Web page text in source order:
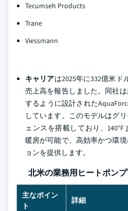
Tecumseh Products
Trane
Viessmann
キャリアは2025年に332億米ド
売上高を報告しました。同社
するように設計された
しています。このモデルはグ
ェンスを搭載しており、
暖房が可能で、高効率かつ環
ョンを提供します。
北米の業務用ヒートポン
主なポイン
ト
詳細